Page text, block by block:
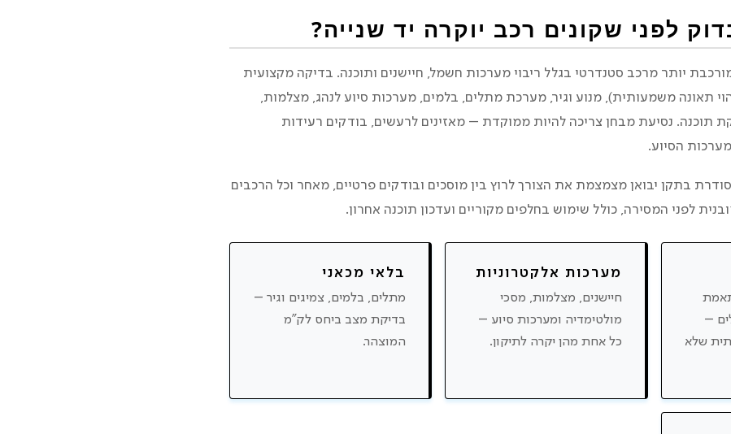
לפני שקונים רכב יוקרה יד שנייה?
יותר מרכב סטנדרטי בגלל ריבוי מערכות חשמל, חיישנים ותוכנה. בדיקה מקצועית
תאונה משמעותית), מנוע וגיר, מערכת מתלים, בלמים, מערכות סיוע לנהג, מצלמות,
תוכנה. נסיעת מבחן צריכה להיות ממוקדת – מאזינים לרעשים, בודקים רעידות
הסיוע.
בתקן יבואן מצמצמת את הצורך לרוץ בין מוסכים ובודקים פרטיים, מאחר וכל הרכבים
לפני המסירה, כולל שימוש בחלפים מקוריים ועדכון תוכנה אחרון.
–
שלא
מערכות אלקטרוניות
חיישנים, מצלמות, מסכי
מולטימדיה ומערכות סיוע –
כל אחת מהן יקרה לתיקון.
בלאי מכאני
מתלים, בלמים, צמיגים וגיר –
בדיקת מצב ביחס לק”מ
המוצהר.